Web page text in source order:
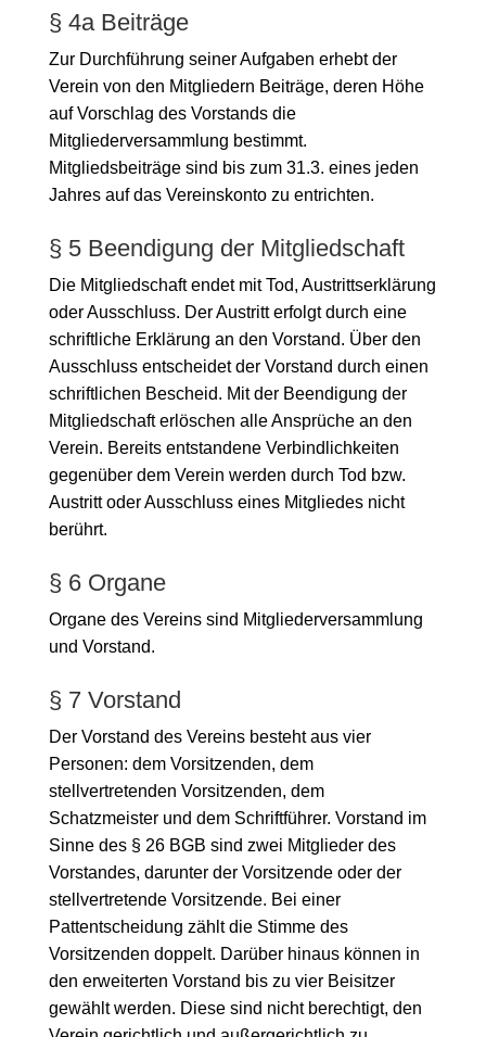
§ 4a Beiträge
Zur Durchführung seiner Aufgaben erhebt der
Verein von den Mitgliedern Beiträge, deren Höhe
auf Vorschlag des Vorstands die
Mitgliederversammlung bestimmt.
Mitgliedsbeiträge sind bis zum 31.3. eines jeden
Jahres auf das Vereinskonto zu entrichten.
§ 5 Beendigung der Mitgliedschaft
Die Mitgliedschaft endet mit Tod, Austrittserklärung
oder Ausschluss. Der Austritt erfolgt durch eine
schriftliche Erklärung an den Vorstand. Über den
Ausschluss entscheidet der Vorstand durch einen
schriftlichen Bescheid. Mit der Beendigung der
Mitgliedschaft erlöschen alle Ansprüche an den
Verein. Bereits entstandene Verbindlichkeiten
gegenüber dem Verein werden durch Tod bzw.
Austritt oder Ausschluss eines Mitgliedes nicht
berührt.
§ 6 Organe
Organe des Vereins sind Mitgliederversammlung
und Vorstand.
§ 7 Vorstand
Der Vorstand des Vereins besteht aus vier
Personen: dem Vorsitzenden, dem
stellvertretenden Vorsitzenden, dem
Schatzmeister und dem Schriftführer. Vorstand im
Sinne des § 26 BGB sind zwei Mitglieder des
Vorstandes, darunter der Vorsitzende oder der
stellvertretende Vorsitzende. Bei einer
Pattentscheidung zählt die Stimme des
Vorsitzenden doppelt. Darüber hinaus können in
den erweiterten Vorstand bis zu vier Beisitzer
gewählt werden. Diese sind nicht berechtigt, den